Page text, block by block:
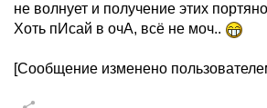
не волнует и получение этих
Хоть пИсай в очА, всё не моч..
[Сообщение изменено